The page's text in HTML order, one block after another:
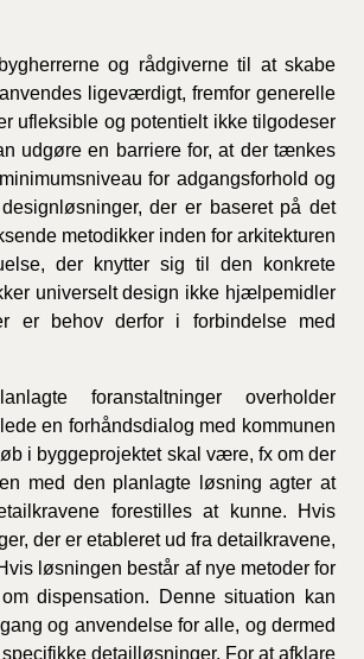
BR18 (1/7-31/12
2018)
BR18 (1/1-30/6 2018)
BR15 (2015-2018)
Tidligere BR (1961-
2010)
og rådgiverne til at skabe
ligeværdigt, fremfor generelle
ufleksible og potentielt ikke tilgodeser
udgøre en barriere for, at der tænkes
for adgangsforhold og
der er baseret på det
metodikker inden for arkitekturen
der knytter sig til den konkrete
universelt design ikke hjælpemidler
er behov derfor i forbindelse med
foranstaltninger overholder
en forhåndsdialog med kommunen
i byggeprojektet skal være, fx om der
med den planlagte løsning agter at
forestilles at kunne. Hvis
der er etableret ud fra detailkravene,
løsningen består af nye metoder for
dispensation. Denne situation kan
og anvendelse for alle, og dermed
detailløsninger. For at afklare